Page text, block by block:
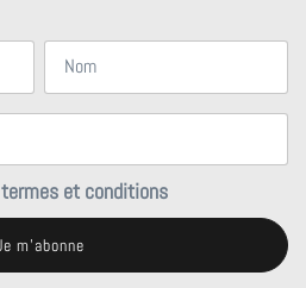
termes et conditions